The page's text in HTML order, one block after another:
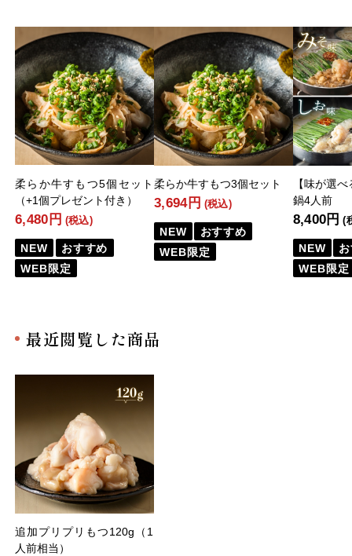
柔らか牛すもつ5個セット
（+1個プレゼント付き）
6,480円 (税込)
NEW
おすすめ
WEB限定
柔らか牛すもつ3個セット
3,694円 (税込)
NEW
おすすめ
WEB限定
【味が選
鍋4人前
8,400円 (
NEW
WEB限定
最近閲覧した商品
追加プリプリもつ120g（1
人前相当）